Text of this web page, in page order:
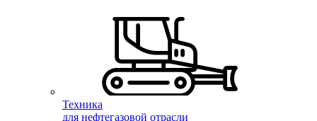
Техника
для нефтегазовой отрасли